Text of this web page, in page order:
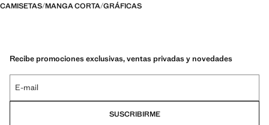
CAMISETAS MANGA CORTA GRÁFICAS
Recibe promociones exclusivas, ventas privadas y novedades
E-mail
SUSCRIBIRME